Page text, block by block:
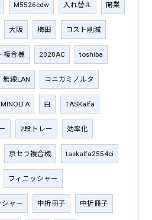
M5526cdw 入れ替え 開業
大阪 梅田 コスト削減
複合機 2020AC toshiba
無線LAN コニカミノルタ
白 TASKalfa
2段トレー 効率化
京セラ複合機 taskalfa2554ci
フィニッシャー
シャー 中折冊子 中折冊子